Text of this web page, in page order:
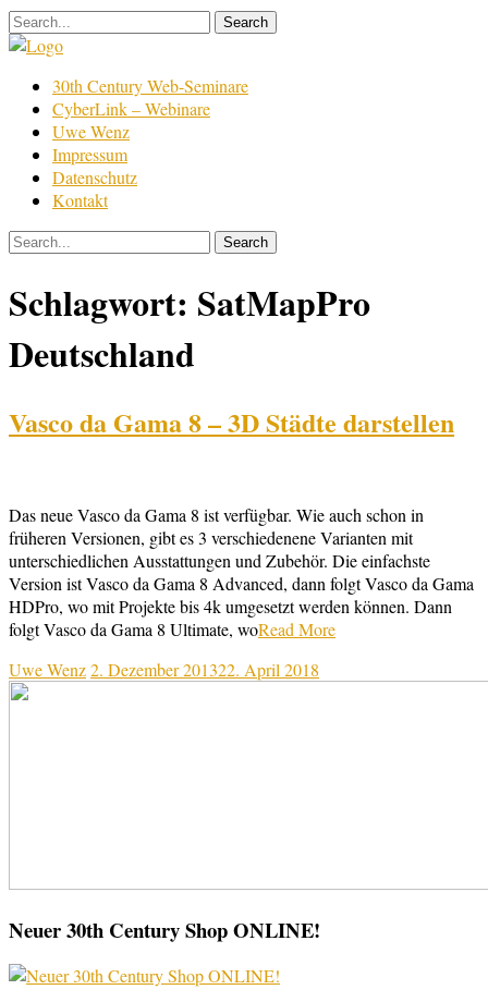
Skip
to
Film
Bearbeitung
30th Century Web-Seminare
CyberLink – Webinare
Uwe Wenz
Impressum
Datenschutz
Kontakt
Schlagwort: SatMapPro
Deutschland
Vasco da Gama 8 – 3D Städte darstellen
Das neue Vasco da Gama 8 ist verfügbar. Wie auch schon in
früheren Versionen, gibt es 3 verschiedenene Varianten mit
unterschiedlichen Ausstattungen und Zubehör. Die einfachste
Version ist Vasco da Gama 8 Advanced, dann folgt Vasco da Gama
HDPro, wo mit Projekte bis 4k umgesetzt werden können. Dann
folgt Vasco da Gama 8 Ultimate, woRead More
Uwe Wenz2. Dezember 201322. April 2018
Neuer 30th Century Shop ONLINE!